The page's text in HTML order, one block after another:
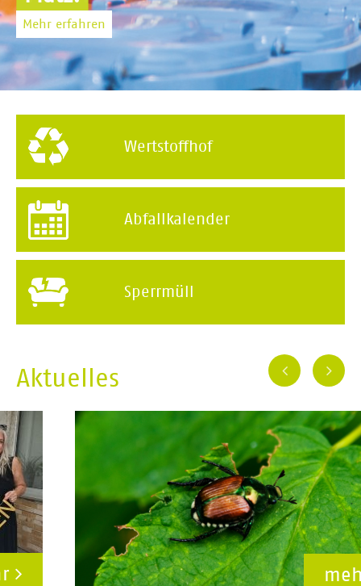
Mehr erfahren
Mehr erfahren
Mehr erfahren
Wertstoffhof
Abfallkalender
Sperrmüll
Aktuelles
mehr